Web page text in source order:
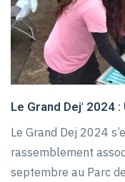
Le Grand Dej' 2024
Le Grand Dej 2024
rassemblement
septembre au Parc